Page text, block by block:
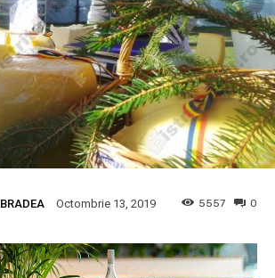
Octombrie 13, 2019 0
5557